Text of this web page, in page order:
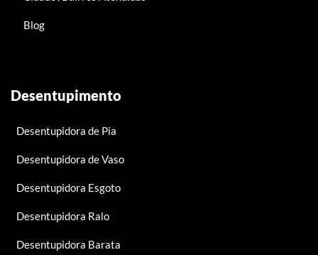
Blog
Desentupimento
Desentupidora de Pia
Desentupidora de Vaso
Desentupidora Esgoto
Desentupidora Ralo
Desentupidora Barata